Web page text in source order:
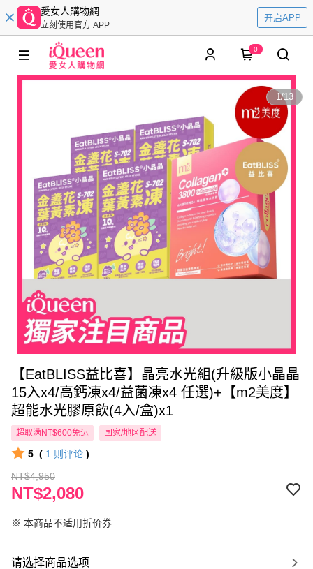
愛女人購物網
立刻使用官方 APP
开启APP
0
1/13
【EatBLISS益比喜】晶亮水光組(升級版小晶晶
15入x4/高鈣凍x4/益菌凍x4 任選)+【m2美度】
超能水光膠原飲(4入/盒)x1
超取满NT$600免运 国家/地区配送
5 ( 1 则评论 )
NT$4,950
NT$2,080
※ 本商品不适用折价券
请选择商品选项